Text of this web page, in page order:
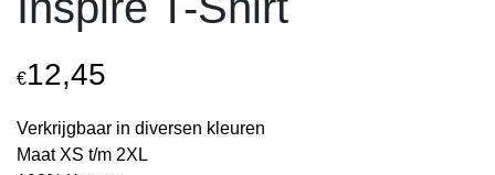
€12,45
Verkrijgbaar in diversen kleuren
Maat XS t/m 2XL